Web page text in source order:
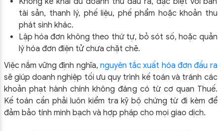
tài sản, thanh lý, phế liệu, phế phẩm hoặc khoản thu
phát sinh khác.
Lập hóa đơn không theo thứ tự, bỏ sót số, hoặc quản
lý hóa đơn điện tử chưa chặt chẽ.
Việc nắm vững định nghĩa, nguyên tắc xuất hóa đơn đầu ra
sẽ giúp doanh nghiệp tối ưu quy trình kế toán và tránh các
khoản phạt hành chính không đáng có từ cơ quan Thuế.
Kế toán cần phải luôn kiểm tra kỹ bộ chứng từ đi kèm để
đảm bảo tính minh bạch và hợp pháp cho mọi giao dịch.